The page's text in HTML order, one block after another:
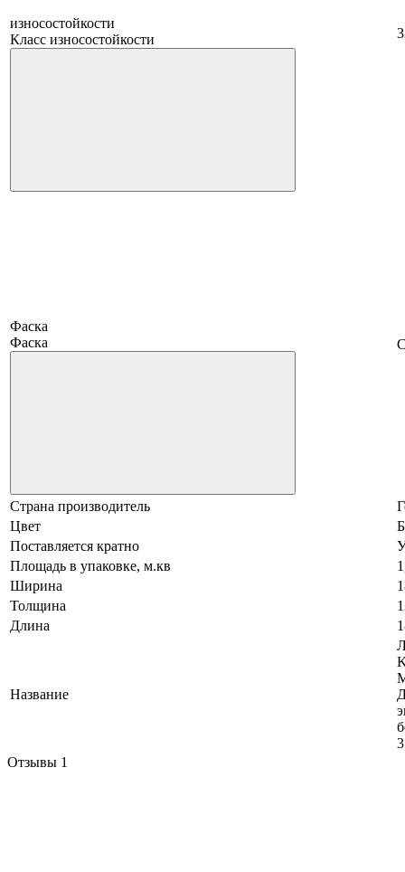
износостойкости
Класс износостойкости
Фаска
Фаска
Страна производитель
Цвет
Поставляется кратно
Площадь в упаковке, м.кв
Ширина
Толщина
Длина
Название
Отзывы 1